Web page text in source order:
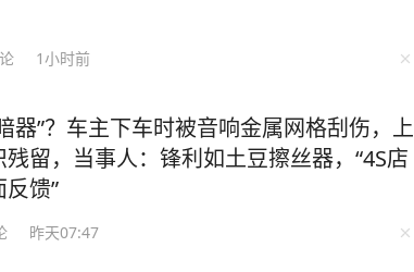
1小时前
器”？车主下车时被音响金属网格刮伤，上
留，当事人：锋利如土豆擦丝器，“4S店
馈”
昨天07:47